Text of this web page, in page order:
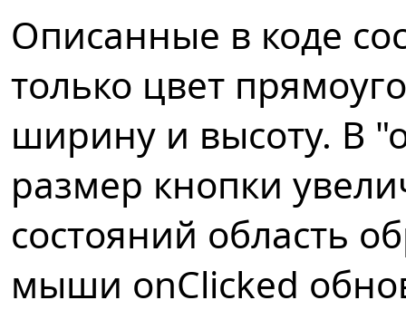
Описанные в коде
только цвет
ширину и высоту. В
размер кнопки
состояний область
мыши onClicked